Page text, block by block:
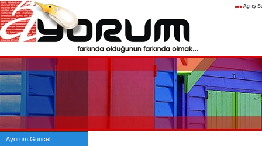
Ayorum Güncel